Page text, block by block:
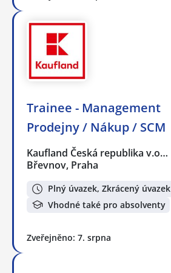
Trainee - Management
Prodejny / Nákup / SCM
Kaufland Česká republika v.o…
Břevnov, Praha
Plný úvazek, Zkrácený úvazek
Vhodné také pro absolventy
Zveřejněno: 7. srpna